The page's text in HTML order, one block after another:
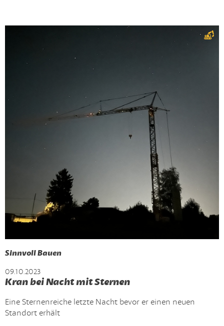
Sinnvoll Bauen
09.10.2023
Kran bei Nacht mit Sternen
Eine Sternenreiche letzte Nacht bevor er einen neuen
Standort erhält